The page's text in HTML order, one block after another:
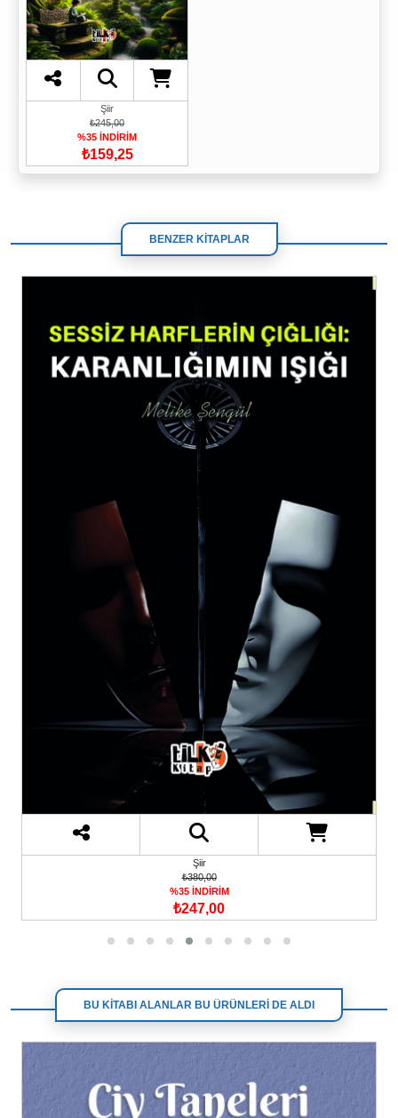
Şiir
₺245,00
%35 İNDİRİM
₺159,25
BENZER KİTAPLAR
Şiir
₺365,00
%35 İNDİRİM
₺237,25
BU KİTABI ALANLAR BU ÜRÜNLERİ DE ALDI